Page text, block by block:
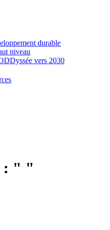
durable
niveau
vers 2030
: " "